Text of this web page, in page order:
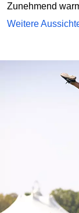
Zunehmend
Weitere